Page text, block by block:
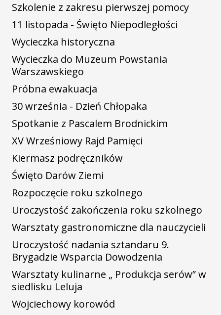
Szkolenie z zakresu pierwszej pomocy
11 listopada - Święto Niepodległości
Wycieczka historyczna
Wycieczka do Muzeum Powstania
Warszawskiego
Próbna ewakuacja
30 września - Dzień Chłopaka
Spotkanie z Pascalem Brodnickim
XV Wrześniowy Rajd Pamięci
Kiermasz podręczników
Święto Darów Ziemi
Rozpoczęcie roku szkolnego
Uroczystość zakończenia roku szkolnego
Warsztaty gastronomiczne dla nauczycieli
Uroczystość nadania sztandaru 9.
Brygadzie Wsparcia Dowodzenia
Warsztaty kulinarne „ Produkcja serów” w
siedlisku Leluja
Wojciechowy korowód